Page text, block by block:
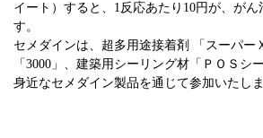
イート）すると、1反応あたり10円が、がん
す。
セメダインは、超多用途接着剤 「スーパー
「3000」、建築用シーリング材「ＰＯＳシ
身近なセメダイン製品を通じて参加いたしま